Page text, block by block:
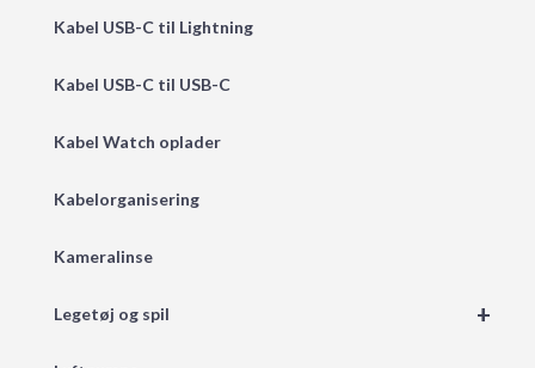
Kabel USB-C til Lightning
Kabel USB-C til USB-C
Kabel Watch oplader
Kabelorganisering
Kameralinse
+
Legetøj og spil